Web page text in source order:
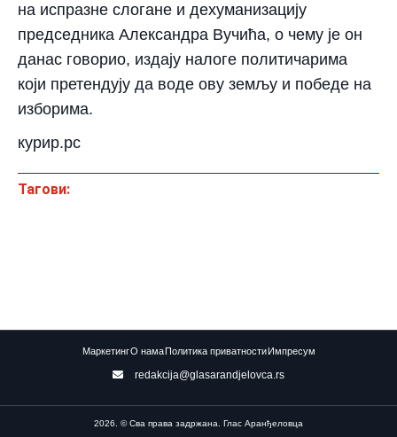
на испразне слогане и дехуманизацију
председника Александра Вучића, о чему је он
данас говорио, издају налоге политичарима
који претендују да воде ову земљу и победе на
изборима.
курир.рс
Тагови:
МаркетингО намаПолитика приватности Импресум
redakcija@glasarandjelovca.rs
2026. © Сва права задржана. Глас Аранђеловца